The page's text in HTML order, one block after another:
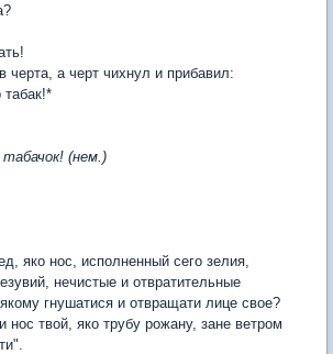
а черт чихнул и прибавил:
(нем.)
яко нос, исполненный сего зелия,
нечистые и отвратительные
гнушатися и отвращати лице свое?
твой, яко трубу рожану, зане ветром